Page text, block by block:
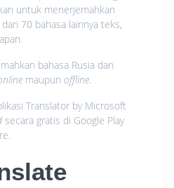
untuk menerjemahkan
70 bahasa lainnya teks,
bahasa Rusia dan
maupun offline.
Translator by Microsoft
secara gratis di Google Play